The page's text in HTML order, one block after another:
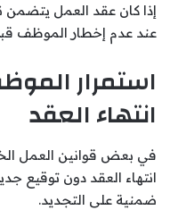
إذا كان عقد العمل يتضمن
عند عدم إخطار الموظف
استمرار
انتهاء العقد
في بعض قوانين العمل
انتهاء العقد دون توقيع
ضمنية على التجديد.